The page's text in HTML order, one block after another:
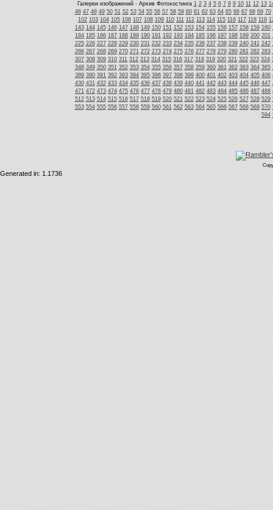
Галереи изображений - Архив Фотохостинга 1 2 3 4 5 6 7 8 9 10 11 12 13
46 47 48 49 50 51 52 53 54 55 56 57 58 59 60 61 62 63 64 65 66 67 68 69 70
102 103 104 105 106 107 108 109 110 111 112 113 114 115 116 117 118 119
143 144 145 146 147 148 149 150 151 152 153 154 155 156 157 158 159 160
184 185 186 187 188 189 190 191 192 193 194 195 196 197 198 199 200 201
225 226 227 228 229 230 231 232 233 234 235 236 237 238 239 240 241 242
266 267 268 269 270 271 272 273 274 275 276 277 278 279 280 281 282 283
307 308 309 310 311 312 313 314 315 316 317 318 319 320 321 322 323 324
348 349 350 351 352 353 354 355 356 357 358 359 360 361 362 363 364 365
389 390 391 392 393 394 395 396 397 398 399 400 401 402 403 404 405 406
430 431 432 433 434 435 436 437 438 439 440 441 442 443 444 445 446 447
471 472 473 474 475 476 477 478 479 480 481 482 483 484 485 486 487 488
512 513 514 515 516 517 518 519 520 521 522 523 524 525 526 527 528 529
553 554 555 556 557 558 559 560 561 562 563 564 565 566 567 568 569 570
594
Generated in: 1.1736